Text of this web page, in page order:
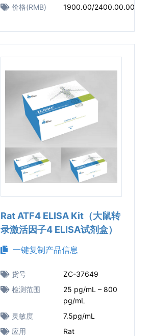
价格(RMB)
1900.00/2400.00.00
Rat ATF4 ELISA Kit（大鼠转
录激活因子4 ELISA试剂盒）
一键复制产品信息
货号
ZC-37649
检测范围
25 pg/mL – 800
pg/mL
灵敏度
7.5pg/mL
应用
Rat